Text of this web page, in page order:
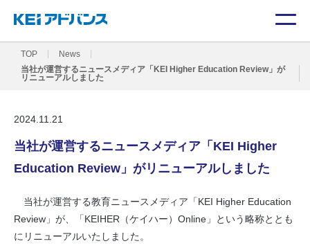
TOP
News
当社が運営するニュースメディア「KEI Higher Education Review」が
リニューアルしました
2024.11.21
当社が運営するニュースメディア「KEI Higher
Education Review」がリニューアルしました
当社が運営する教育ニュースメディア「KEI Higher Education
Review」が、「KEIHER（ケイハー）Online」という略称ととも
にリニューアルいたしました。